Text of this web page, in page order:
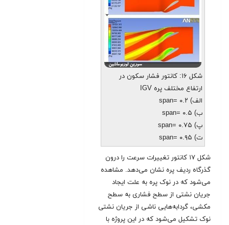
شکل ۱۶: کانتور فشار سکون در
ارتفاع مختلف پره IGV
الف) span= ۰.۲
ب) span= ۰.۵
پ) span= ۰.۷۵
ت) span= ۰.۹۵
شکل ۱۷ کانتور تغییرات سرعت را درون
گذرگاه ردیف پره نشان می‌دهد. مشاهده
می‌شود که در نوک پره به علت ایجاد
جریان نشتی از سطح فشاری به سطح
مکشی، گردابه‌هایی ناشی از جریان نشتی
نوک تشکیل می‌شود که در این پروژه با